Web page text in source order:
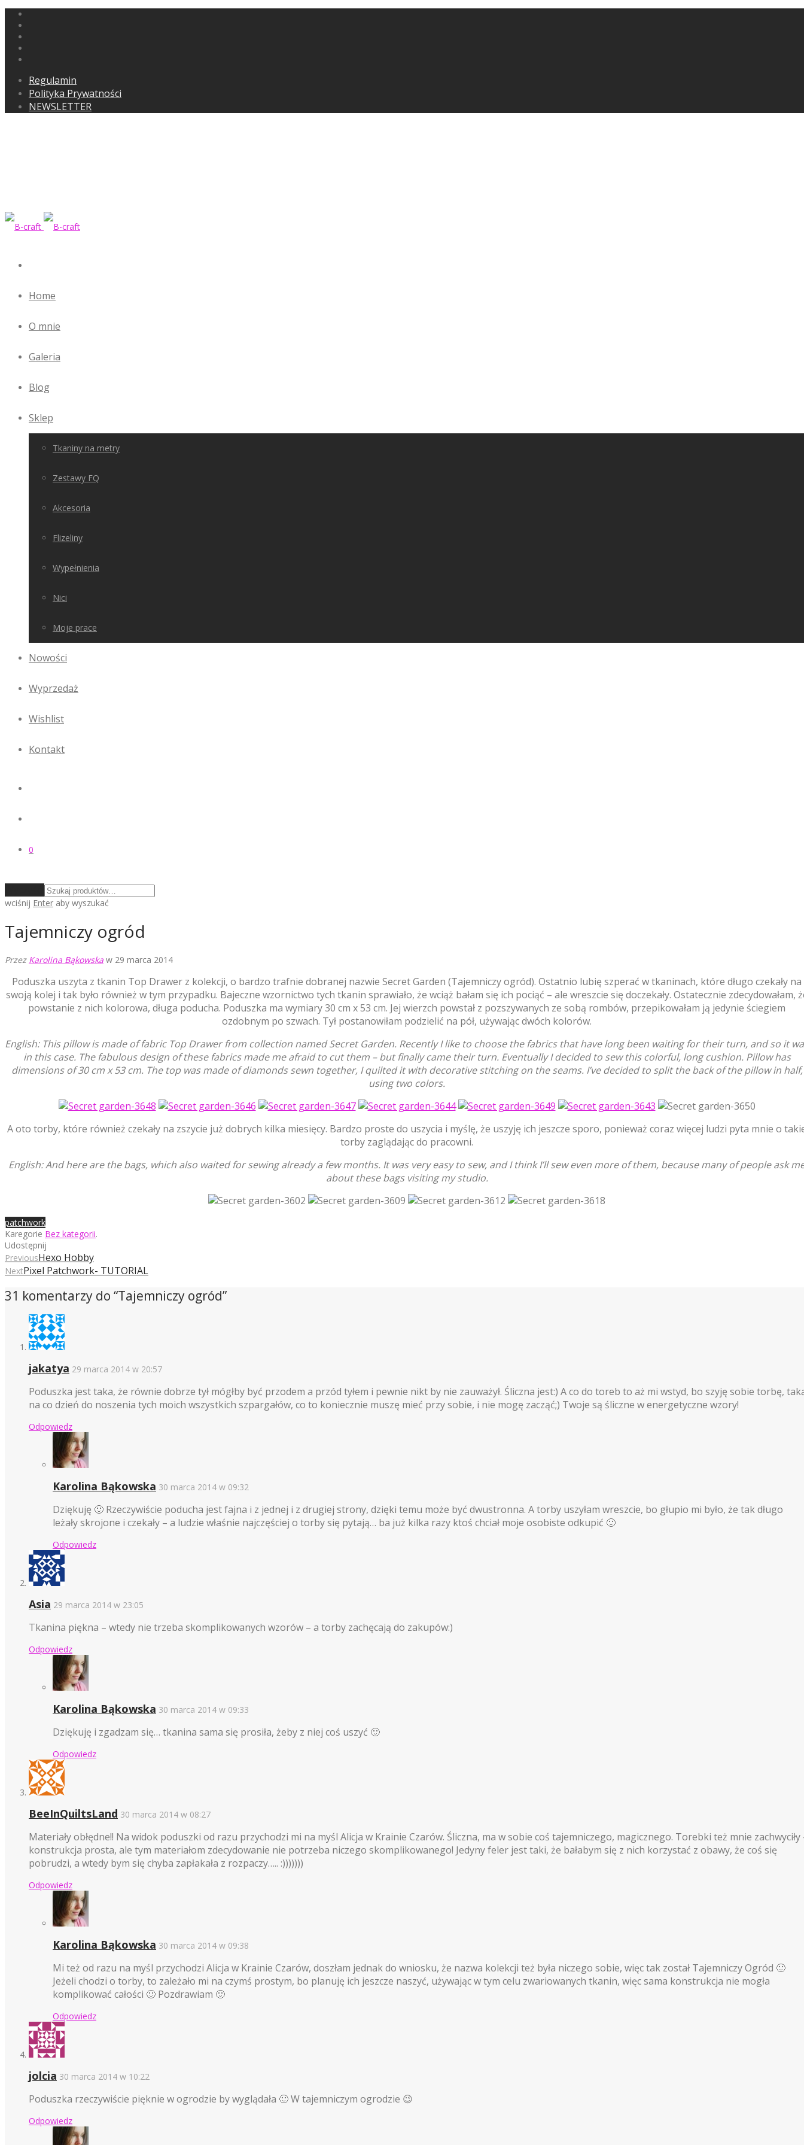
Regulamin
Polityka Prywatności
NEWSLETTER
Home
O mnie
Galeria
Blog
Sklep
Tkaniny na metry
Zestawy FQ
Akcesoria
Flizeliny
Wypełnienia
Nici
Moje prace
Nowości
Wyprzedaż
Wishlist
Kontakt
0
wciśnij Enter aby wyszukać
Tajemniczy ogród
Przez Karolina Bąkowska w 29 marca 2014
Poduszka uszyta z tkanin Top Drawer z kolekcji, o bardzo trafnie dobranej nazwie Secret Garden (Tajemniczy ogród). Ostatnio lubię szperać w tkaninach, które długo czekały na
swoją kolej i tak było również w tym przypadku. Bajeczne wzornictwo tych tkanin sprawiało, że wciąż bałam się ich pociąć – ale wreszcie się doczekały. Ostatecznie zdecydowałam,
powstanie z nich kolorowa, długa poducha. Poduszka ma wymiary 30 cm x 53 cm. Jej wierzch powstał z pozszywanych ze sobą rombów, przepikowałam ją jedynie ściegiem
ozdobnym po szwach. Tył postanowiłam podzielić na pół, używając dwóch kolorów.
English: This pillow is made ​​of fabric Top Drawer from collection named Secret Garden. Recently I like to choose the fabrics that have long been waiting for their turn, and so it
in this case. The fabulous design of these fabrics made me afraid to cut them – but finally came their turn. Eventually I decided to sew this colorful, long cushion. Pillow has
dimensions of 30 cm x 53 cm. The top was made of diamonds sewn together, I quilted it with decorative stitching on the seams. I’ve decided to split the back of the pillow in half,
using two colors.
A oto torby, które również czekały na zszycie już dobrych kilka miesięcy. Bardzo proste do uszycia i myślę, że uszyję ich jeszcze sporo, ponieważ coraz więcej ludzi pyta mnie o
torby zaglądając do pracowni.
English: And here are the bags, which also waited for sewing already a few months. It was very easy to sew, and I think I’ll sew even more of them, because many of people ask
about these bags visiting my studio.
patchwork
Karegorie Bez kategorii.
Udostępnij
PreviousHexo Hobby
NextPixel Patchwork- TUTORIAL
31 komentarzy do “Tajemniczy ogród”
jakatya 29 marca 2014 w 20:57
Poduszka jest taka, że równie dobrze tył mógłby być przodem a przód tyłem i pewnie nikt by nie zauważył. Śliczna jest:) A co do toreb to aż mi wstyd, bo szyję sobie torbę,
na co dzień do noszenia tych moich wszystkich szpargałów, co to koniecznie muszę mieć przy sobie, i nie mogę zacząć;) Twoje są śliczne w energetyczne wzory!
Odpowiedz
Karolina Bąkowska 30 marca 2014 w 09:32
Dziękuję 🙂 Rzeczywiście poducha jest fajna i z jednej i z drugiej strony, dzięki temu może być dwustronna. A torby uszyłam wreszcie, bo głupio mi było, że tak długo
leżały skrojone i czekały – a ludzie właśnie najczęściej o torby się pytają… ba już kilka razy ktoś chciał moje osobiste odkupić 🙂
Odpowiedz
Asia 29 marca 2014 w 23:05
Tkanina piękna – wtedy nie trzeba skomplikowanych wzorów – a torby zachęcają do zakupów:)
Odpowiedz
Karolina Bąkowska 30 marca 2014 w 09:33
Dziękuję i zgadzam się… tkanina sama się prosiła, żeby z niej coś uszyć 🙂
Odpowiedz
BeeInQuiltsLand 30 marca 2014 w 08:27
Materiały obłędne!! Na widok poduszki od razu przychodzi mi na myśl Alicja w Krainie Czarów. Śliczna, ma w sobie coś tajemniczego, magicznego. Torebki też mnie zachwyciły
konstrukcja prosta, ale tym materiałom zdecydowanie nie potrzeba niczego skomplikowanego! Jedyny feler jest taki, że bałabym się z nich korzystać z obawy, że coś się
pobrudzi, a wtedy bym się chyba zapłakała z rozpaczy….. :)))))))
Odpowiedz
Karolina Bąkowska 30 marca 2014 w 09:38
Mi też od razu na myśl przychodzi Alicja w Krainie Czarów, doszłam jednak do wniosku, że nazwa kolekcji też była niczego sobie, więc tak został Tajemniczy Ogród 🙂
Jeżeli chodzi o torby, to zależało mi na czymś prostym, bo planuję ich jeszcze naszyć, używając w tym celu zwariowanych tkanin, więc sama konstrukcja nie mogła
komplikować całości 🙂 Pozdrawiam 🙂
Odpowiedz
jolcia 30 marca 2014 w 10:22
Poduszka rzeczywiście pięknie w ogrodzie by wyglądała 🙂 W tajemniczym ogrodzie 😉
Odpowiedz